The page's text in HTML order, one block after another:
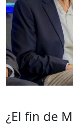
¿El fin de